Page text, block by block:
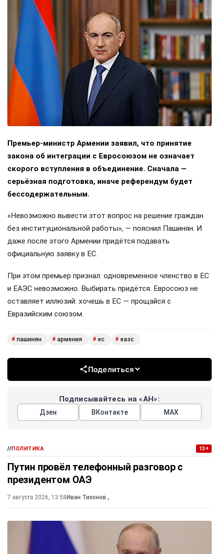
Премьер-министр Армении заявил, что принятие
закона об интеграции с Евросоюзом не означает
скорого вступления в объединение. Сначала —
серьёзная подготовка, иначе референдум будет
бессодержательным.
«Невозможно вывести этот вопрос на решение граждан
без институциональной работы», — пояснил Пашинян. И
даже после этого Армении придётся подавать
официальную заявку в ЕС.
При этом премьер признал: одновременное членство в ЕС
и ЕАЭС невозможно. Выбирать придётся. Евросоюз не
оставляет иллюзий: хочешь в ЕС — прощайся с
Евразийским союзом.
# пашинян # армения # ес # еаэс
Поделиться
Подписывайтесь на «АН»:
Дзен ВКонтакте МАХ
//ПОЛИТИКА 13+
Путин провёл телефонный разговор с
президентом ОАЭ
7 августа 2026, 13:58 Иван Тихонов ,